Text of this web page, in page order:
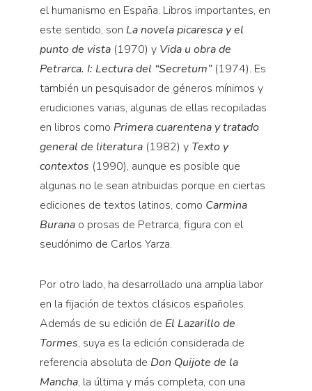
el humanismo en España. Libros importantes, en
este sentido, son La novela picaresca y el
punto de vista(1970) y Vida u obra de
Petrarca. I: Lectura del “Secretum” (1974). Es
también un pesquisador de géneros mínimos y
erudiciones varias, algunas de ellas recopiladas
en libros como Primera cuarentena y tratado
general de literatura(1982) y Texto y
contextos (1990), aunque es posible que
algunas no le sean atribuidas porque en ciertas
ediciones de textos latinos, como Carmina
Buranao prosas de Petrarca, figura con el
seudónimo de Carlos Yarza.
Por otro lado, ha desarrollado una amplia labor
en la fijación de textos clásicos españoles.
Además de su edición de El Lazarillo de
Tormes, suya es la edición considerada de
referencia absoluta de Don Quijote de la
Mancha, la última y más completa, con una